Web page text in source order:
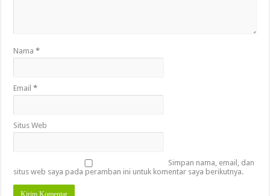
Nama*
Email*
Situs Web
Simpan nama, email, dan
situs web saya pada peramban ini untuk komentar saya berikutnya.